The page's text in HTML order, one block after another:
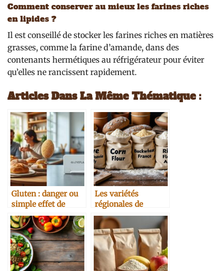
Comment conserver au mieux les farines riches
en lipides ?
Il est conseillé de stocker les farines riches en matières
grasses, comme la farine d’amande, dans des
contenants hermétiques au réfrigérateur pour éviter
qu’elles ne rancissent rapidement.
Articles Dans La Même Thématique :
Gluten : danger ou
simple effet de
mode ?
Les variétés
régionales de
farines et leur
typicité